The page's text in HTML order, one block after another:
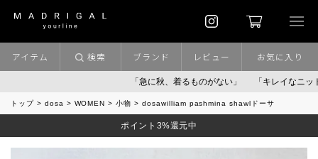
「急に秋、着るものがない」 「キレイなニット」 ポ
アイテム 検索 ブランド レビュー お気に入り
トップ dosa WOMEN 小物 dosawilliam pashmina shawlドーサ
ポイント3%還元中